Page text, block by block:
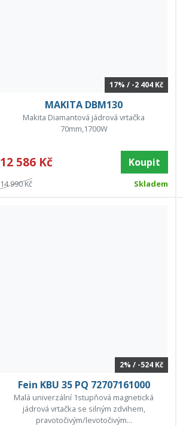
17% / -2 404 Kč
MAKITA DBM130
Makita Diamantová jádrová vrtačka
70mm,1700W
12 586 Kč Koupit
14 990 Kč Skladem
2% / -524 Kč
Fein KBU 35 PQ 72707161000
Malá univerzální 1stupňová magnetická
jádrová vrtačka se silným zdvihem,
pravotočivým/levotočivým...